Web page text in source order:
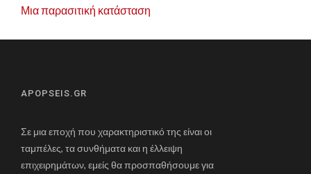
Μια παρασιτική κατάσταση
APOPSEIS.GR
Σε μια εποχή που χαρακτηριστικό της είναι οι
ταμπέλες, τα συνθήματα και η έλλειψη
επιχειρημάτων, εμείς θα προσπαθήσουμε για